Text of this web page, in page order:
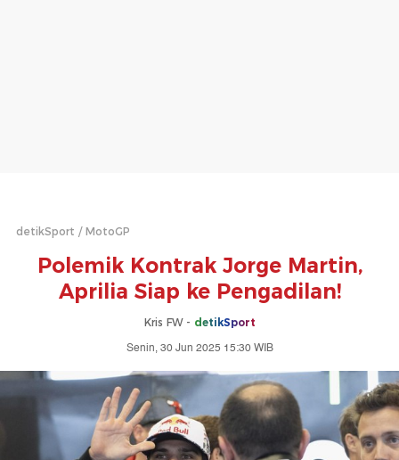
detikSport MotoGP
Polemik Kontrak Jorge Martin,
Aprilia Siap ke Pengadilan!
Kris FW - detikSport
Senin, 30 Jun 2025 15:30 WIB